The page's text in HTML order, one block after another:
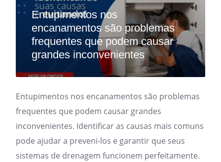
Entupimentos nos
encanamentos são problemas
frequentes que podem causar
grandes inconvenientes
Entupimentos nos encanamentos são problemas
frequentes que podem causar grandes
inconvenientes. Identificar as causas mais comuns
pode ajudar a preveni-los e garantir que seus
sistemas de drenagem funcionem perfeitamente.